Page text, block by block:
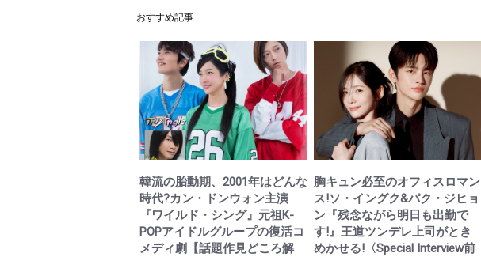
おすすめ記事
韓流の胎動期、2001年はどんな
時代?カン・ドンウォン主演
『ワイルド・シング』元祖K-
POPアイドルグループの復活コ
メディ劇【話題作見どころ解
胸キュン必至のオフィスロマン
ス!ソ・イングク&パク・ジヒョ
ン『残念ながら明日も出勤で
す!』王道ツンデレ上司がとき
めかせる!〈Special Interview前